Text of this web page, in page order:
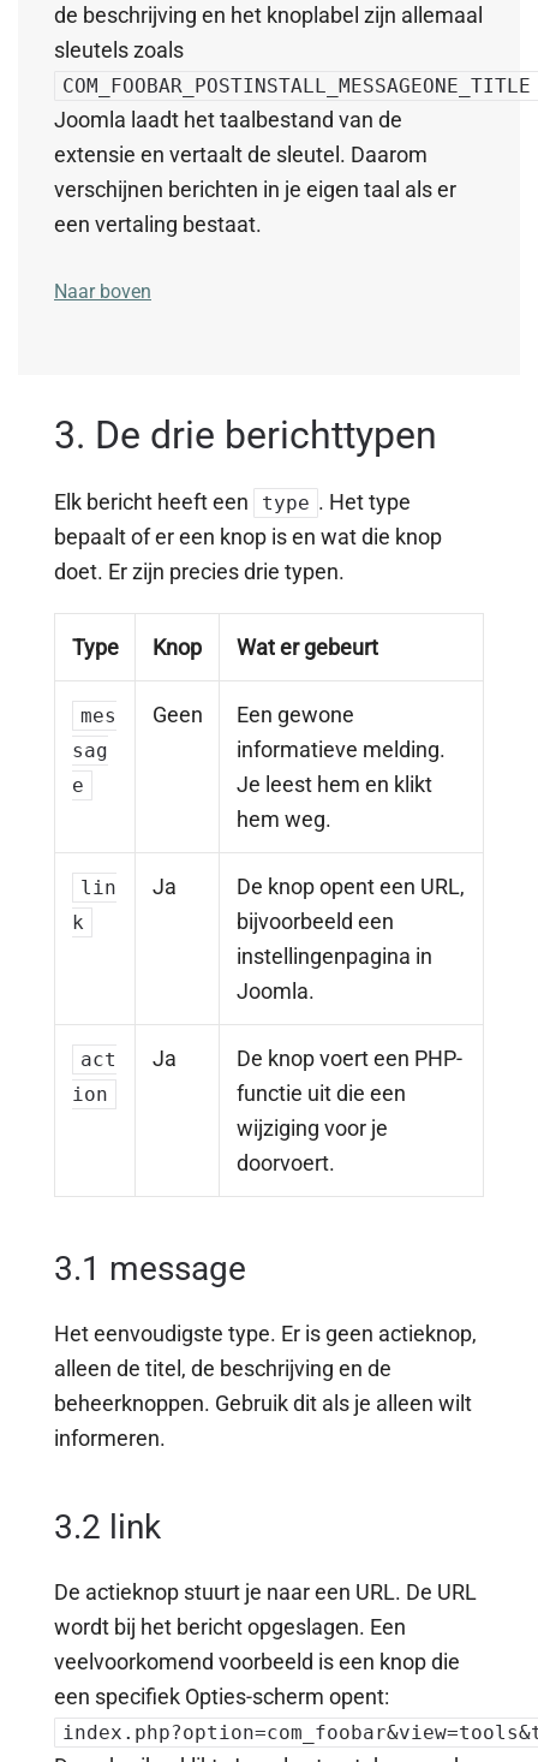
de beschrijving en het knoplabel zijn allemaal
sleutels zoals
COM_FOOBAR_POSTINSTALL_MESSAGEONE_TITLE
Joomla laadt het taalbestand van de
extensie en vertaalt de sleutel. Daarom
verschijnen berichten in je eigen taal als er
een vertaling bestaat.
Naar boven
3. De drie berichttypen
Elk bericht heeft een type . Het type
bepaalt of er een knop is en wat die knop
doet. Er zijn precies drie typen.
Type Knop Wat er gebeurt
mes
sag
e
Geen
Een gewone
informatieve melding.
Je leest hem en klikt
hem weg.
lin
k
Ja
De knop opent een URL,
bijvoorbeeld een
instellingenpagina in
Joomla.
act
ion
Ja
De knop voert een PHP-
functie uit die een
wijziging voor je
doorvoert.
3.1 message
Het eenvoudigste type. Er is geen actieknop,
alleen de titel, de beschrijving en de
beheerknoppen. Gebruik dit als je alleen wilt
informeren.
3.2 link
De actieknop stuurt je naar een URL. De URL
wordt bij het bericht opgeslagen. Een
veelvoorkomend voorbeeld is een knop die
een specifiek Opties-scherm opent: